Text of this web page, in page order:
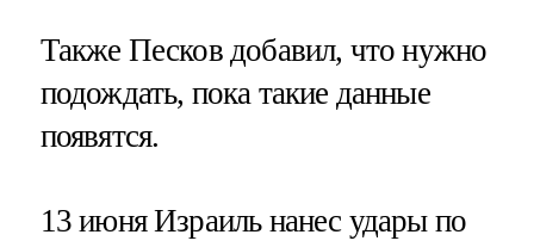
Также Песков добавил, что нужно
подождать, пока такие данные
появятся.
13 июня Израиль нанес удары по